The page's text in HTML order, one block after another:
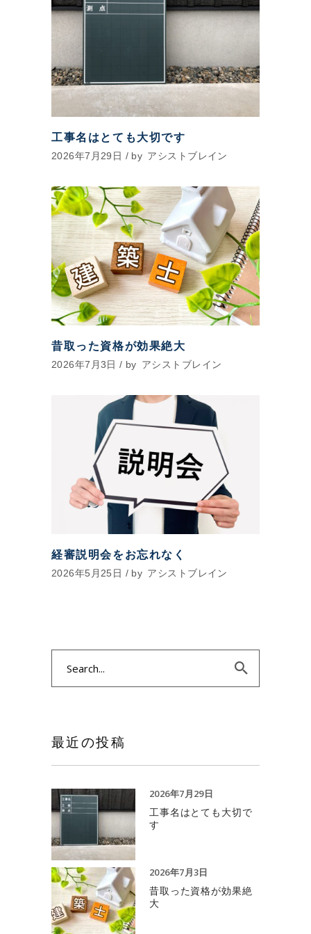
工事名はとても大切です
2026年7月29日 by アシストブレイン
昔取った資格が効果絶大
2026年7月3日 by アシストブレイン
経審説明会をお忘れなく
2026年5月25日 by アシストブレイン
最近の投稿
2026年7月29日
工事名はとても大切で
す
2026年7月3日
昔取った資格が効果絶
大